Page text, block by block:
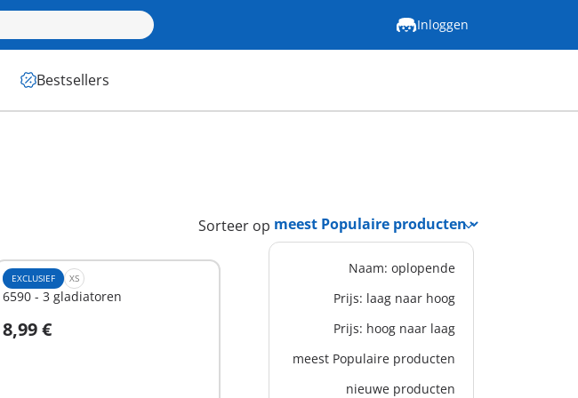
Inloggen
Bestsellers
Sorteer op
Naam: oplopende
Prijs: laag naar hoog
Prijs: hoog naar laag
meest Populaire producten
nieuwe producten
EXCLUSIEF XS
6590 - 3 gladiatoren
8,99 €
In winkelwagen